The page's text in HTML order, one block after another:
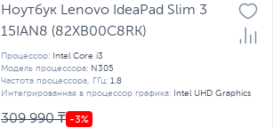
Ноутбук Lenovo IdeaPad Slim 3
15IAN8 (82XB00C8RK)
Процессор: Intel Core i3
Модель процессора: N305
Частота процессора, ГГц: 1.8
Интегрированная в процессор графика: Intel UHD Graphics
309 990 ₸